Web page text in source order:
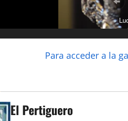
Para acceder a la
El Pertiguero